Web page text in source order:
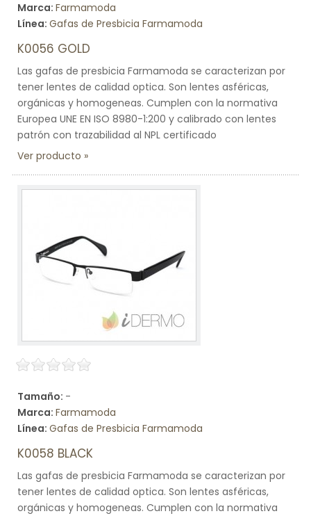
Marca: Farmamoda
Línea: Gafas de Presbicia Farmamoda
K0056 GOLD
Las gafas de presbicia Farmamoda se caracterizan por
tener lentes de calidad optica. Son lentes asféricas,
orgánicas y homogeneas. Cumplen con la normativa
Europea UNE EN ISO 8980-1:200 y calibrado con lentes
patrón con trazabilidad al NPL certificado
Ver producto
Tamaño: -
Marca: Farmamoda
Línea: Gafas de Presbicia Farmamoda
K0058 BLACK
Las gafas de presbicia Farmamoda se caracterizan por
tener lentes de calidad optica. Son lentes asféricas,
orgánicas y homogeneas. Cumplen con la normativa